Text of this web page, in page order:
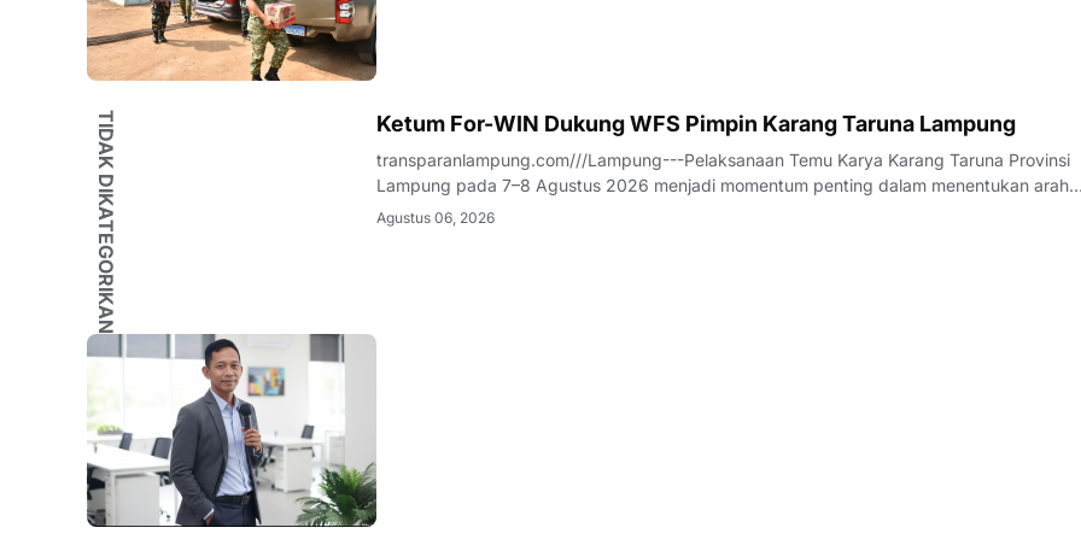
TIDAK DIKATEGORIKAN Ketum For-WIN Dukung WFS Pimpin Karang Taruna Lampung
transparanlampung.com///Lampung---Pelaksanaan Temu Karya Karang Taruna Provinsi
Lampung pada 7–8 Agustus 2026 menjadi momentum penting dalam menentukan arah
organisasi kepemudaan tersebut untuk lima tahun ke depan. Di tengah dinamika tersebut,
Agustus 06, 2026